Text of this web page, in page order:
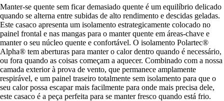
Manter-se quente sem ficar demasiado quente é um equilíbrio delicado
quando se alterna entre subidas de alto rendimento e descidas geladas.
Este casaco apresenta um isolamento estrategicamente colocado no
painel frontal e nas mangas para o manter quente em áreas-chave e
manter o seu núcleo quente e confortável. O isolamento Polartec®
Alpha® tem aberturas para manter o calor dentro quando é necessário,
ou fora quando as coisas começam a aquecer. Combinado com a nossa
camada exterior à prova de vento, que permanece amplamente
respirável, e um painel traseiro totalmente sem isolamento para que o
seu calor possa escapar mais facilmente para onde mais precisa dele,
este casaco é a peça perfeita para se manter fresco quando está frio.